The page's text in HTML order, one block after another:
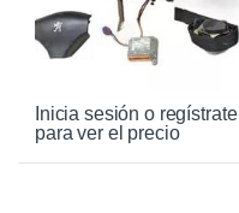
Inicia sesión o regístrate
para ver el precio